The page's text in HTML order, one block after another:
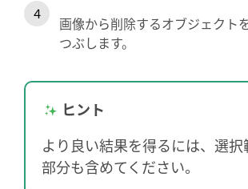
画像から削除するオブジェクト
つぶします。
ヒント
より良い結果を得るには、選択
部分も含めてください。